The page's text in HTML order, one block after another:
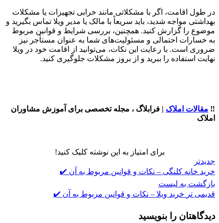
در طول اقامت، اگر با مشکلاتی مانند خرابی تجهیزات یا مشکلات
بهداشتی مواجه شدید، باید سریعاً با مالک یا مدیر ویلا تماس بگیرید و
موضوع را گزارش کنید. همچنین، بررسی شرایط و قوانین مربوط
به خسارات احتمالی و مسئولیت‌های شما به عنوان مستأجر نیز
ضروری است. با رعایت این نکات، می‌توانید از اقامت خود در ویلا
نهایت استفاده را ببرید و از بروز مشکلات جلوگیری کنید.
‼️ مقالات املاک | فرابلاگ ، مجله تخصصی برای آموزش مشاوران
املاک
برای امتیاز به این نوشته کلیک کنید!
جدیدتر
خرید خانه کلنگی – نکات و قوانین مربوط به آن ✔️
بازگشت به لیست
قدیمی تر خرید ویلا – نکات و قوانین مربوط به آن ✔️
دیدگاهتان را بنویسید